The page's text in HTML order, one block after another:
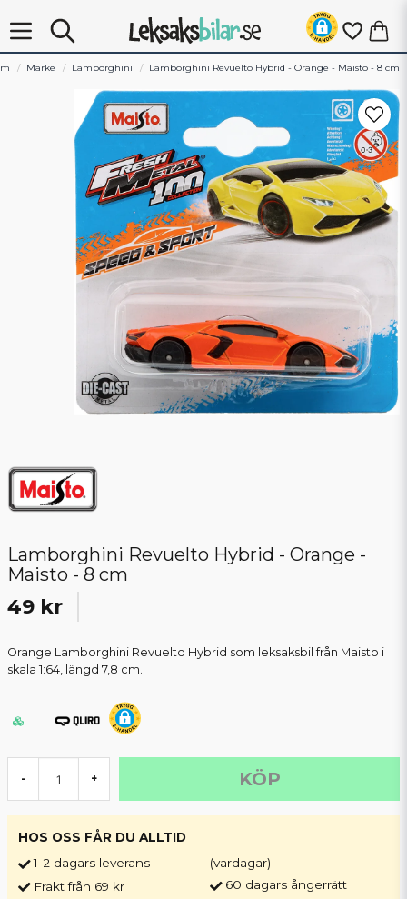
Märke Lamborghini Lamborghini Revuelto Hybrid - Orange - Maisto - 8 cm
Lamborghini Revuelto Hybrid - Orange -
Maisto - 8 cm
49 kr
Orange Lamborghini Revuelto Hybrid som leksaksbil från Maisto i
skala 1:64, längd 7,8 cm.
- + KÖP
HOS OSS FÅR DU ALLTID
1-2 dagars leverans
Frakt från 69 kr
(vardagar)
60 dagars ångerrätt